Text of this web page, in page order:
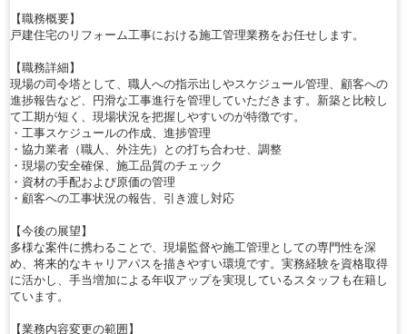
【職務概要】
戸建住宅のリフォーム工事における施工管理業務をお任せします。
【職務詳細】
現場の司令塔として、職人への指示出しやスケジュール管理、顧客への
進捗報告など、円滑な工事進行を管理していただきます。新築と比較し
て工期が短く、現場状況を把握しやすいのが特徴です。
・工事スケジュールの作成、進捗管理
・協力業者（職人、外注先）との打ち合わせ、調整
・現場の安全確保、施工品質のチェック
・資材の手配および原価の管理
・顧客への工事状況の報告、引き渡し対応
【今後の展望】
多様な案件に携わることで、現場監督や施工管理としての専門性を深
め、将来的なキャリアパスを描きやすい環境です。実務経験を資格取得
に活かし、手当増加による年収アップを実現しているスタッフも在籍し
ています。
【業務内容変更の範囲】